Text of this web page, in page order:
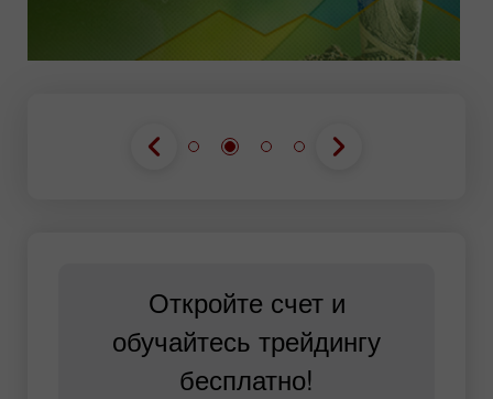
Откройте счет и
обучайтесь трейдингу
бесплатно!